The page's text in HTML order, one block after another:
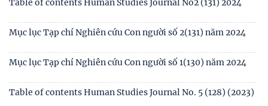
Table of contents Human Studies Journal No1 (130) 2024
Table of contents Human Studies Journal No2 (131) 2024
Mục lục Tạp chí Nghiên cứu Con người số 2(131) năm 2024